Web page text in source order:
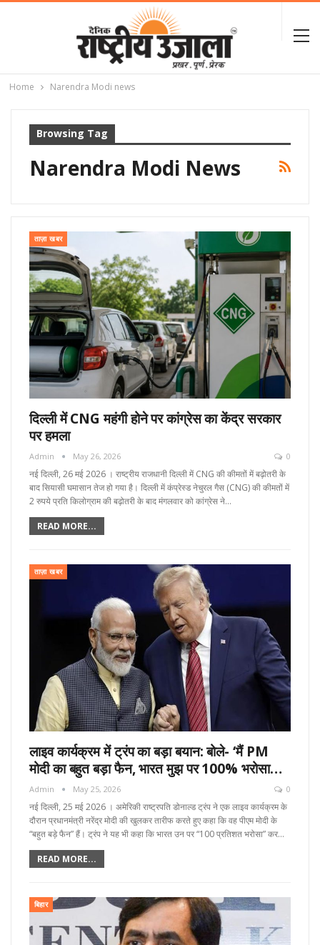
Home Narendra Modi news
Browsing Tag
Narendra Modi News
ताज़ा खबर
दिल्ली में CNG महंगी होने पर कांग्रेस का केंद्र सरकार
पर हमला
Admin May 26, 2026 0
नई दिल्ली, 26 मई 2026 । राष्ट्रीय राजधानी दिल्ली में CNG की कीमतों में बढ़ोतरी के
बाद सियासी घमासान तेज हो गया है। दिल्ली में कंप्रेस्ड नेचुरल गैस (CNG) की कीमतों में
2 रुपये प्रति किलोग्राम की बढ़ोतरी के बाद मंगलवार को कांग्रेस ने…
READ MORE...
ताज़ा खबर
लाइव कार्यक्रम में ट्रंप का बड़ा बयान: बोले- ‘मैं PM
मोदी का बहुत बड़ा फैन, भारत मुझ पर 100% भरोसा…
Admin May 25, 2026 0
नई दिल्ली, 25 मई 2026 । अमेरिकी राष्ट्रपति डोनाल्ड ट्रंप ने एक लाइव कार्यक्रम के
दौरान प्रधानमंत्री नरेंद्र मोदी की खुलकर तारीफ करते हुए कहा कि वह पीएम मोदी के
“बहुत बड़े फैन” हैं। ट्रंप ने यह भी कहा कि भारत उन पर “100 प्रतिशत भरोसा” कर…
READ MORE...
बिहार